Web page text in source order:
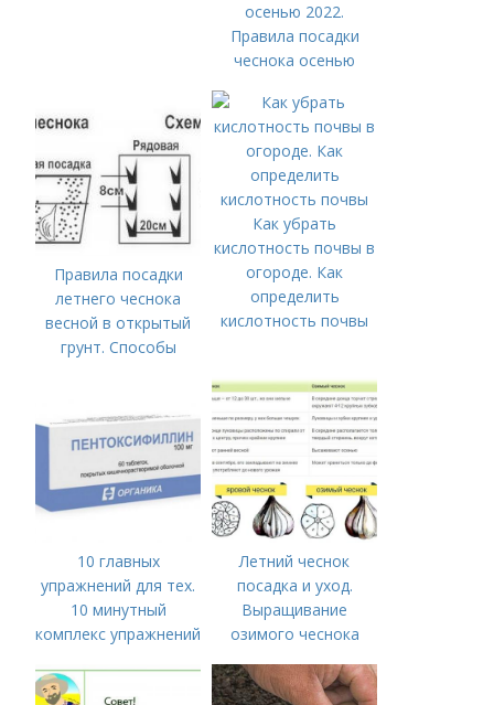
осенью 2022.
Правила посадки
чеснока осенью
Правила посадки
летнего чеснока
весной в открытый
грунт. Способы
Как убрать
кислотность почвы в
огороде. Как
определить
кислотность почвы
10 главных
упражнений для тех.
10 минутный
комплекс упражнений
времени на спорт
Летний чеснок
посадка и уход.
Выращивание
озимого чеснока